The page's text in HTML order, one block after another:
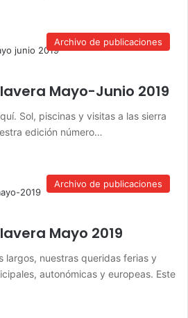
Archivo de publicaciones
Mayo-Junio 2019
Sol, piscinas y visitas a las sierra
edición número…
Archivo de publicaciones
Mayo 2019
largos, nuestras queridas ferias y
autonómicas y europeas. Este